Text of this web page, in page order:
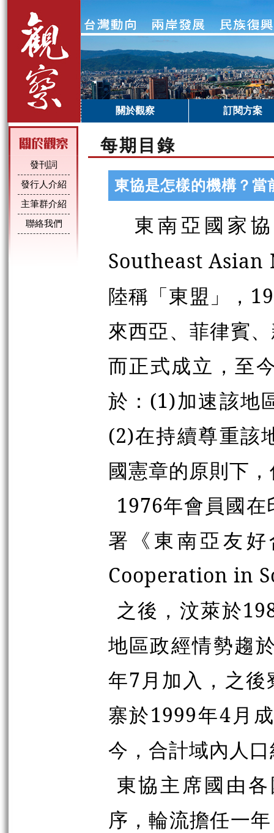
關於觀察 訂閱方案
發刊詞
發行人介紹
主筆群介紹
聯絡我們
每期目錄
東協是怎樣的機構？
東南亞國家
Southeast Asian
陸稱「東盟」
，
來西亞、菲律賓
而正式成立 ， 至
於：(1)加速該地
(2)在持續尊重該
國憲章的原則下
1976年會員國
署《東南亞友
Cooperation in
之後，汶萊於
地區政經情勢趨
年7月加入，之
寨於1999年4月
今，合計域內人
東協主席國由
序，輪流擔任一